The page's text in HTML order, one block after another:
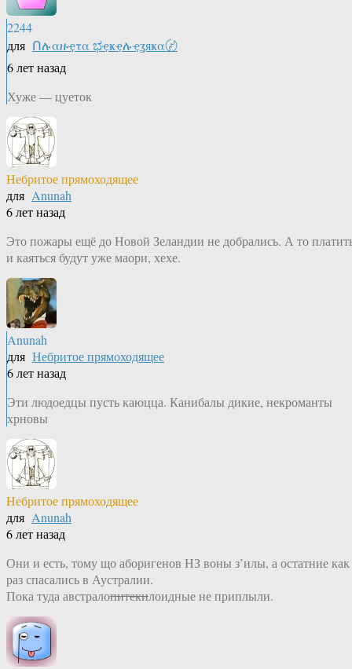
2244
для Ոሉαዙҿτα ಭҿҝҿሉҿʓяҝα〄
6 лет назад
Хуже — цуеток
Небритое прямоходящее
для Anunah
6 лет назад
Это пожары ещё до Новой Зеландии не добрались. А то
и каяться будут уже маори, хехе.
Anunah
для Небритое прямоходящее
6 лет назад
Эти людоедцы пусть каюцца. Канибалы дикие, некроманты
хрновы
Небритое прямоходящее
для Anunah
6 лет назад
Они и есть, тому що аборигенов НЗ воны з’илы, а остатние как
раз спасались в Аустралии.
Пока туда австралопитекилоидные не приплыли.